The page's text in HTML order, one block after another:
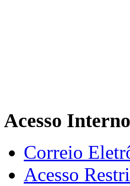
Acesso Interno
Correio
Acesso